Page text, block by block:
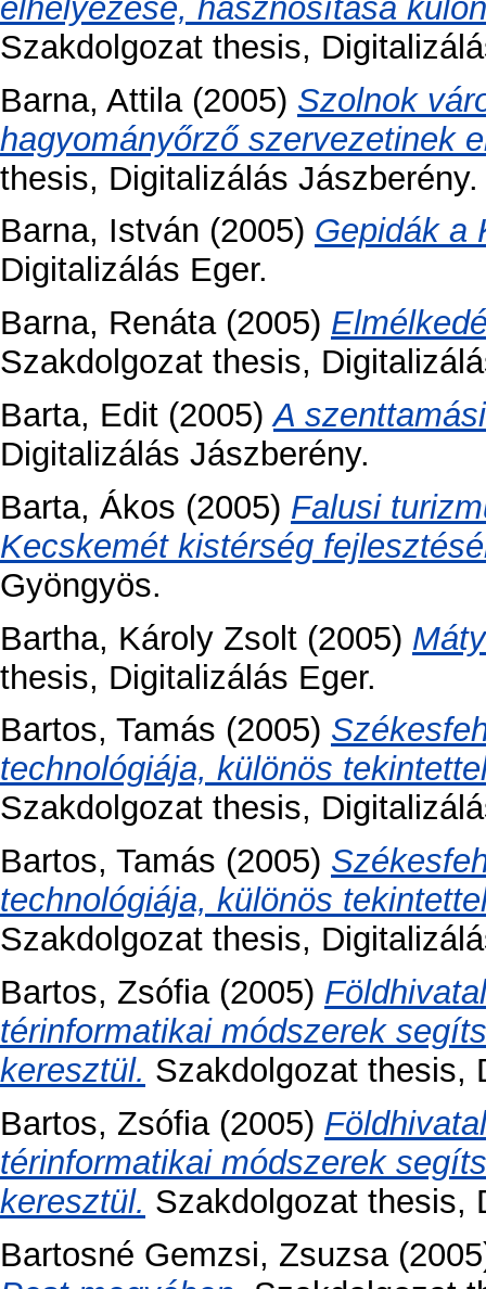
elhelyezése, hasznosítása
Szakdolgozat thesis,
Barna, Attila(2005) Szolnok
hagyományőrző szervezetinek
thesis, Digitalizálás Jászberény.
Barna, István (2005) Gepidák a
Digitalizálás Eger.
Barna, Renáta(2005)
Szakdolgozat thesis,
Barta, Edit (2005)A
Digitalizálás Jászberény.
Barta, Ákos (2005) Falusi
Kecskemét kistérség
Gyöngyös.
Bartha, Károly Zsolt (2005)
thesis, Digitalizálás Eger.
Bartos, Tamás (2005)
technológiája, különös
Szakdolgozat thesis,
Bartos, Tamás (2005)
technológiája, különös
Szakdolgozat thesis,
Bartos, Zsófia(2005)
térinformatikai módszerek
keresztül. Szakdolgozat thesis,
Bartos, Zsófia(2005)
térinformatikai módszerek
keresztül. Szakdolgozat thesis,
Bartosné Gemzsi, Zsuzsa